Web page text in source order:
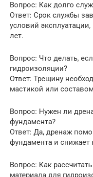
Вопрос: Как долго
Ответ: Срок службы
условий
лет.
Вопрос: Что делать,
гидроизоляции?
Ответ: Трещину
мастикой или
Вопрос: Нужен ли
фундамента?
Ответ: Да, дренаж
фундамента и снижает
Вопрос: Как
материала для